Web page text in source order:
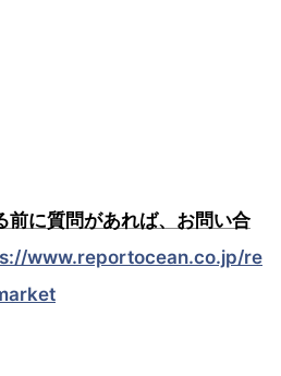
前に質問があれば、お問い合
www.reportocean.co.jp/re